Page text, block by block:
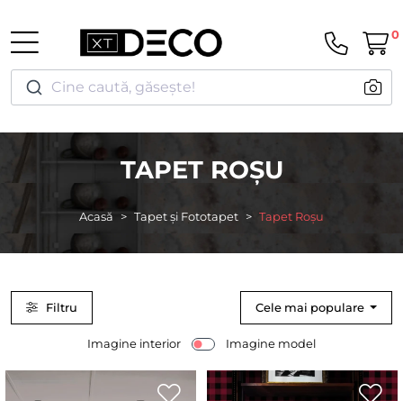
Cine caută, găsește!
0
TAPET ROȘU
Acasă Tapet și Fototapet Tapet Roșu
Filtru Cele mai populare
Imagine interior Imagine model